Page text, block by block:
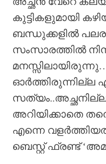
കുട്ടികളുമായി
ബന്ധുക്കളിൽ
സംസാരത്തിൽ
ഓർത്തിരുന്നില്ല
അറിയിക്കാതെ
എന്നെ
ബെസ്റ്റ് ഫ്രണ്ട്